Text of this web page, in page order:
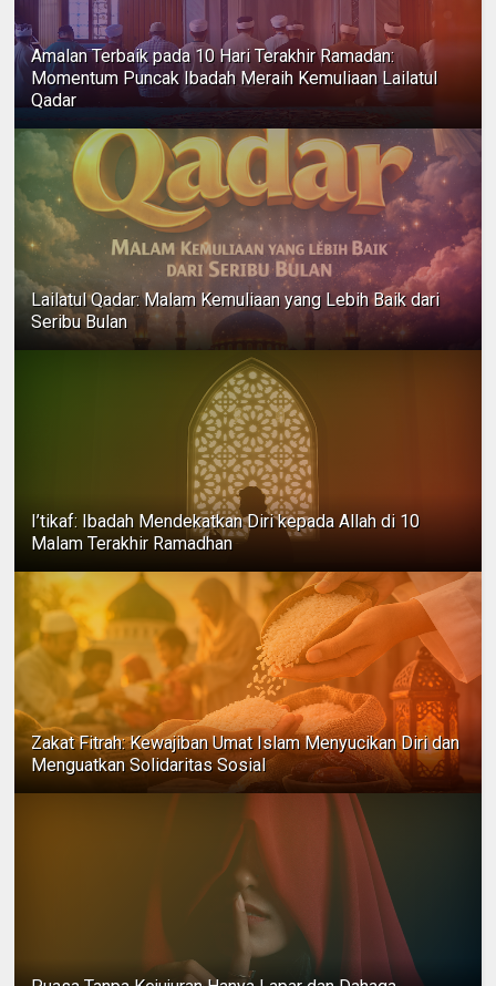
Amalan Terbaik pada 10 Hari Terakhir Ramadan:
Momentum Puncak Ibadah Meraih Kemuliaan Lailatul
Qadar
Lailatul Qadar: Malam Kemuliaan yang Lebih Baik dari
Seribu Bulan
I’tikaf: Ibadah Mendekatkan Diri kepada Allah di 10
Malam Terakhir Ramadhan
Zakat Fitrah: Kewajiban Umat Islam Menyucikan Diri dan
Menguatkan Solidaritas Sosial